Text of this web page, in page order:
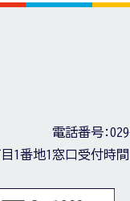
1番地1
電話番号:
窓口受付時